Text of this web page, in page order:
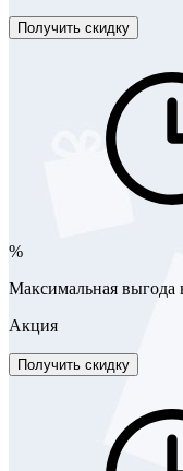
Получить скидку
%
Максимальная выгода
Акция
Получить скидку